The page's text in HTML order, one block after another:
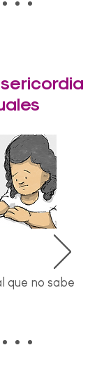
que no sabe